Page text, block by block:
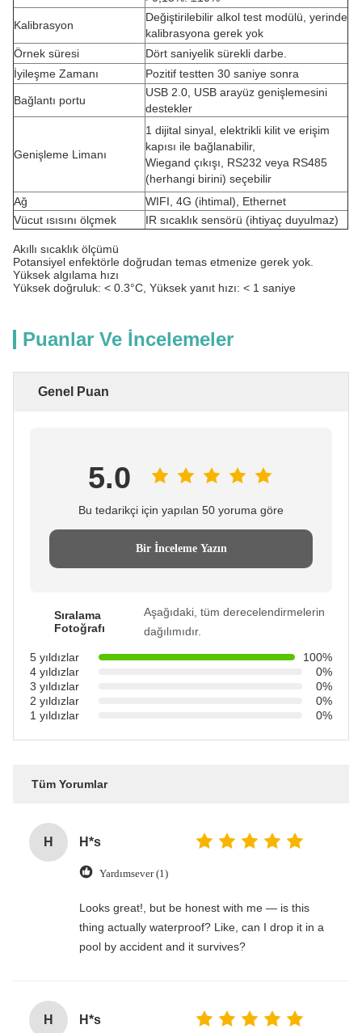
Kalibrasyon
Değiştirilebilir alkol test modülü, yerinde
kalibrasyona gerek yok
Örnek süresi
Dört saniyelik sürekli darbe.
İyileşme Zamanı
Pozitif testten 30 saniye sonra
Bağlantı portu
USB 2.0, USB arayüz genişlemesini
destekler
Genişleme Limanı
1 dijital sinyal, elektrikli kilit ve erişim
kapısı ile bağlanabilir,
Wiegand çıkışı, RS232 veya RS485
(herhangi birini) seçebilir
Ağ
WIFI, 4G (ihtimal), Ethernet
Vücut ısısını ölçmek
IR sıcaklık sensörü (ihtiyaç duyulmaz)
Akıllı sıcaklık ölçümü
Potansiyel enfektörle doğrudan temas etmenize gerek yok.
Yüksek algılama hızı
Yüksek doğruluk: < 0.3°C, Yüksek yanıt hızı: < 1 saniye
Puanlar Ve İncelemeler
Genel Puan
5.0
Bu tedarikçi için yapılan 50 yoruma göre
Bir İnceleme Yazın
Sıralama
Fotoğrafı
Aşağıdaki, tüm derecelendirmelerin
dağılımıdır.
5 yıldızlar
100%
4 yıldızlar
0%
3 yıldızlar
0%
2 yıldızlar
0%
1 yıldızlar
0%
Tüm Yorumlar
H H*s
Yardımsever (1)
Looks great!, but be honest with me — is this
thing actually waterproof? Like, can I drop it in a
pool by accident and it survives?
H H*s